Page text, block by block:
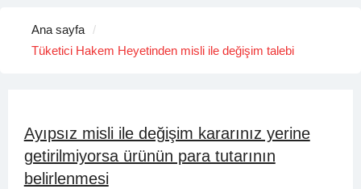
Ana sayfa
Tüketici Hakem Heyetinden misli ile değişim talebi
Ayıpsız misli ile değişim kararınız yerine
getirilmiyorsa ürünün para tutarının
belirlenmesi